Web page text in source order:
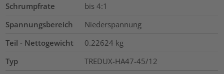
Schrumpfrate
bis 4:1
Spannungsbereich
Niederspannung
Teil - Nettogewicht
0.22624 kg
Typ
TREDUX-HA47-45/12